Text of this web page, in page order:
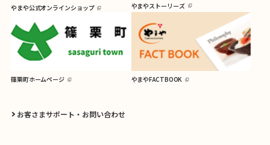
お客さまサポート・お問い合わせ
やまや公式オンラインショップ やまやストーリーズ
篠栗町ホームページ やまやFACTBOOK